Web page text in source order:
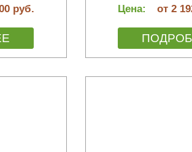
руб. Цена: от 2